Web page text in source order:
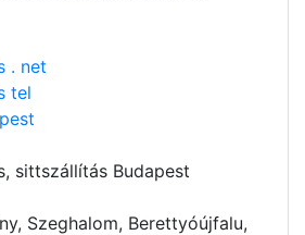
. net
tel
, sittszállítás Budapest
Szeghalom, Berettyóújfalu,